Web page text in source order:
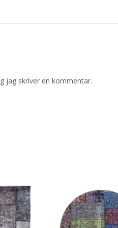
jag skriver en kommentar.